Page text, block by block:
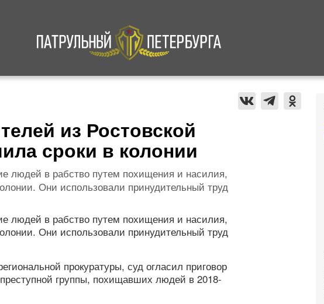
Происшествия Культура
из Ростовской
сроки в колонии
людей в рабство путем похищения и насилия,
Они использовали принудительный труд
людей в рабство путем похищения и насилия,
Они использовали принудительный труд
прокуратуры, суд огласил приговор
группы, похищавших людей в 2018-